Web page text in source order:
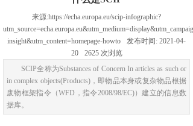
来源:https://echa.europa.eu/scip-infographic?
insight&utm_content=homepage-howto
发布时间: 2021-04-
20
2625 次浏览
SCIP全称为Substances of Concern In articles as such or
in complex objects(Products)，即物品本身或复杂物品根据
废物框架指令（WFD，指令2008/98/EC)）建立的信息数
据库。